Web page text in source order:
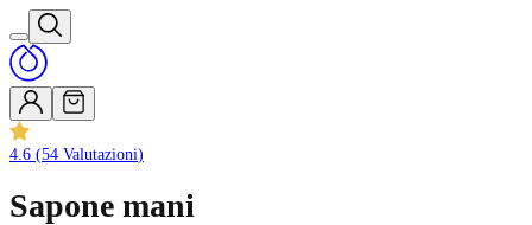
4.6 (54 Valutazioni)
Sapone mani